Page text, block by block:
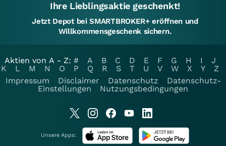
Ihre Lieblingsaktie geschenkt!
Jetzt Depot bei SMARTBROKER+ eröffnen und
Willkommensgeschenk sichern.
Aktien von A - Z: # A B C D E F G H I
J
K
L M N O P Q R S T U V W X Y
Z
Impressum
Disclaimer Datenschutz
Datenschutz-
Einstellungen
Nutzungsbedingungen
Unsere Apps: